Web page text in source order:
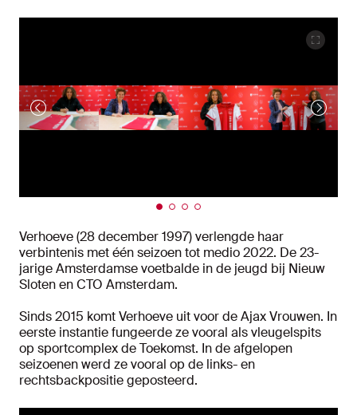
Verhoeve (28 december 1997) verlengde haar
verbintenis met één seizoen tot medio 2022. De 23-
jarige Amsterdamse voetbalde in de jeugd bij Nieuw
Sloten en CTO Amsterdam.
Sinds 2015 komt Verhoeve uit voor de Ajax Vrouwen. In
eerste instantie fungeerde ze vooral als vleugelspits
op sportcomplex de Toekomst. In de afgelopen
seizoenen werd ze vooral op de links- en
rechtsbackpositie geposteerd.